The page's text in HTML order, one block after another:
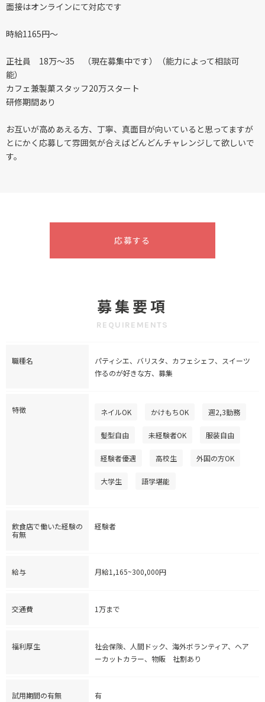
面接はオンラインにて対応です
時給1165円〜
正社員 18万〜35 （現在募集中です）（能力によって相談可
能）
カフェ兼製菓スタッフ20万スタート
研修期間あり
お互いが高めあえる方、丁寧、真面目が向いていると思ってますが
とにかく応募して雰囲気が合えばどんどんチャレンジして欲しいで
す。
応募する
募集要項
REQUIREMENTS
職種名
パティシエ、バリスタ、カフェシェフ、スイーツ
作るのが好きな方、募集
特徴 ネイルOK かけもちOK 週2,3勤務
髪型自由 未経験者OK 服装自由
経験者優遇 高校生 外国の方OK
大学生 語学堪能
飲食店で働いた経験の
有無
経験者
給与 月給1,165~300,000円
交通費 1万まで
福利厚生
社会保険、人間ドック、海外ボランティア、ヘア
ーカットカラー、物販 社割あり
試用期間の有無
有